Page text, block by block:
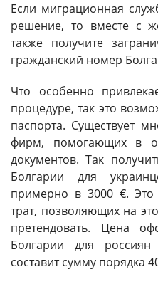
Если миграционная
решение, то вместе с
также получите
гражданский номер
Что особенно
процедуре, так это
паспорта. Существует
фирм, помогающих в
документов. Так
Болгарии для
примерно в 3000 €. Это
трат, позволяющих на
претендовать. Цена
Болгарии для
составит сумму порядка